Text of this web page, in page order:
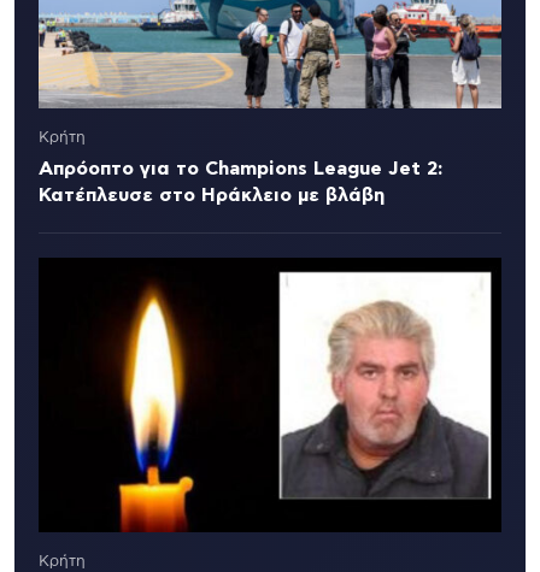
Κρήτη
Απρόοπτο για το Champions League Jet 2:
Κατέπλευσε στο Ηράκλειο με βλάβη
Κρήτη